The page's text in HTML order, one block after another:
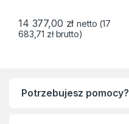
14 377,00 zł netto (17
683,71 złbrutto)
Potrzebujesz pomocy?